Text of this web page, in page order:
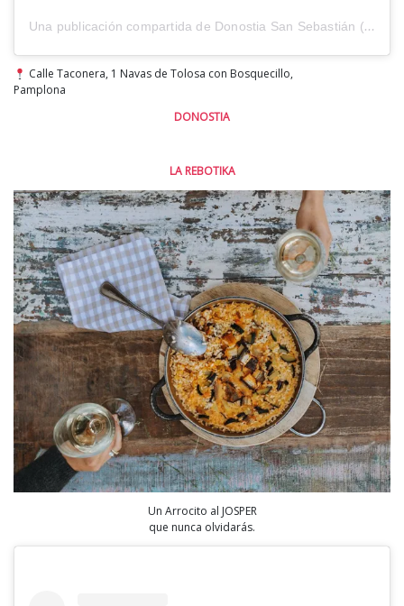
Una publicación compartida de Donostia San Sebastián (@sistersandthecity)
Calle Taconera, 1 Navas de Tolosa con Bosquecillo,
Pamplona
DONOSTIA
LA REBOTIKA
Un Arrocito al JOSPER
que nunca olvidarás.